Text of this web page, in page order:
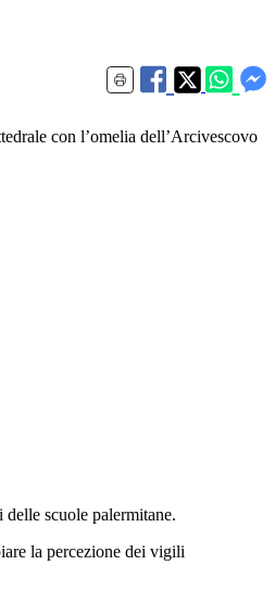
con l’omelia dell’Arcivescovo
scuole palermitane.
la percezione dei vigili